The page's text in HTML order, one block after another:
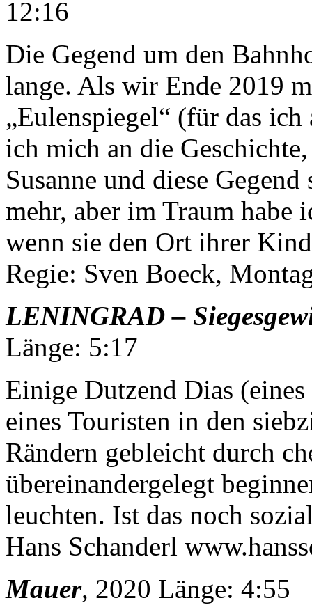
12:16
Die Gegend um den
lange. Als wir Ende 2019
„Eulenspiegel“ (für das
ich mich an die
Susanne und diese
mehr, aber im Traum habe
wenn sie den Ort ihrer
Regie: Sven Boeck,
LENINGRAD –
Länge: 5:17
Einige Dutzend Dias
eines Touristen in den
Rändern gebleicht durch
übereinandergelegt
leuchten. Ist das noch
Hans Schanderl
Mauer, 2020 Länge: 4:55